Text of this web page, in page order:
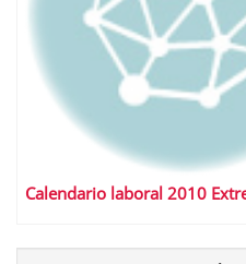
Calendario laboral 2010